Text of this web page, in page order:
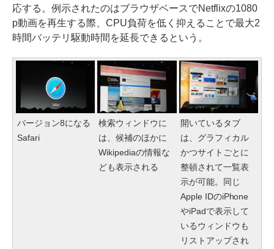
応する。例示されたのはブラウザベースでNetflixの1080
p動画を再生する際、CPU負荷を低く抑えることで最大2
時間バッテリ駆動時間を延長できるという。
バージョン8になる
Safari
検索ウィンドウに
は、候補のほかに
Wikipediaの情報な
ども表示される
開いているタブ
は、グラフィカル
かつサイトごとに
整頓されて一覧表
示が可能。同じ
Apple IDのiPhone
やiPadで表示して
いるウィンドウも
リストアップされ